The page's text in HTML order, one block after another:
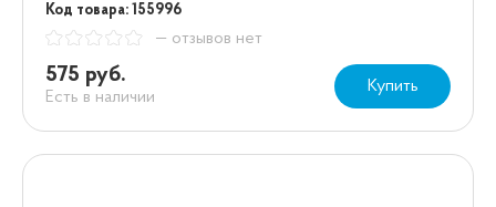
Код товара: 155996
— отзывов нет
575 руб.
Есть в наличии
Купить